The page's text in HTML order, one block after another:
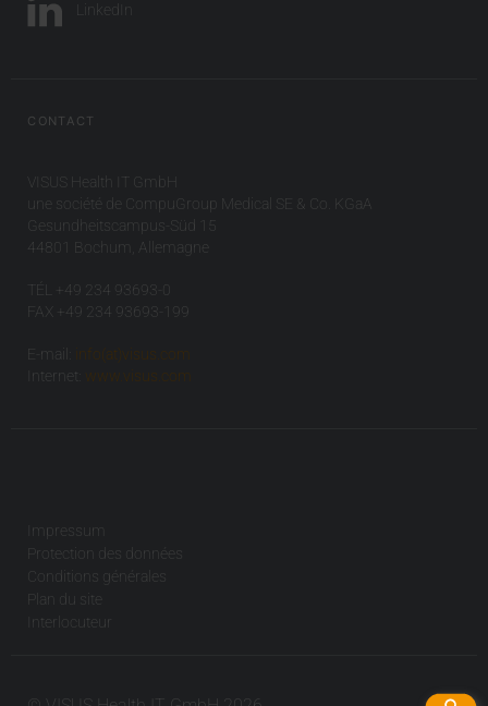
LinkedIn
CONTACT
VISUS Health IT GmbH
une société de CompuGroup Medical SE & Co. KGaA
Gesundheitscampus-Süd 15
44801 Bochum, Allemagne
TÉL +49 234 93693-0
FAX +49 234 93693-199
E-mail:
info(at)visus.com
Internet:
www.visus.com
Impressum
Protection des données
Conditions générales
Plan du site
Interlocuteur